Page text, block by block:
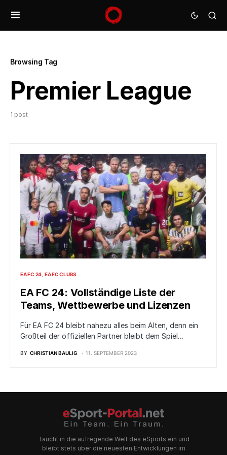
Browsing Tag
Premier League
1 post
EA FC 24 EA FC CLUBS
EA FC 24: Vollständige Liste der
Teams, Wettbewerbe und Lizenzen
Für EA FC 24 bleibt nahezu alles beim Alten, denn ein
Großteil der offiziellen Partner bleibt dem Spiel…
BY CHRISTIAN BAULIG 11. SEPTEMBER 2023
Taucht in die aufregende Welt des eSports ein und
bleibt stets über die neuesten Entwicklungen im